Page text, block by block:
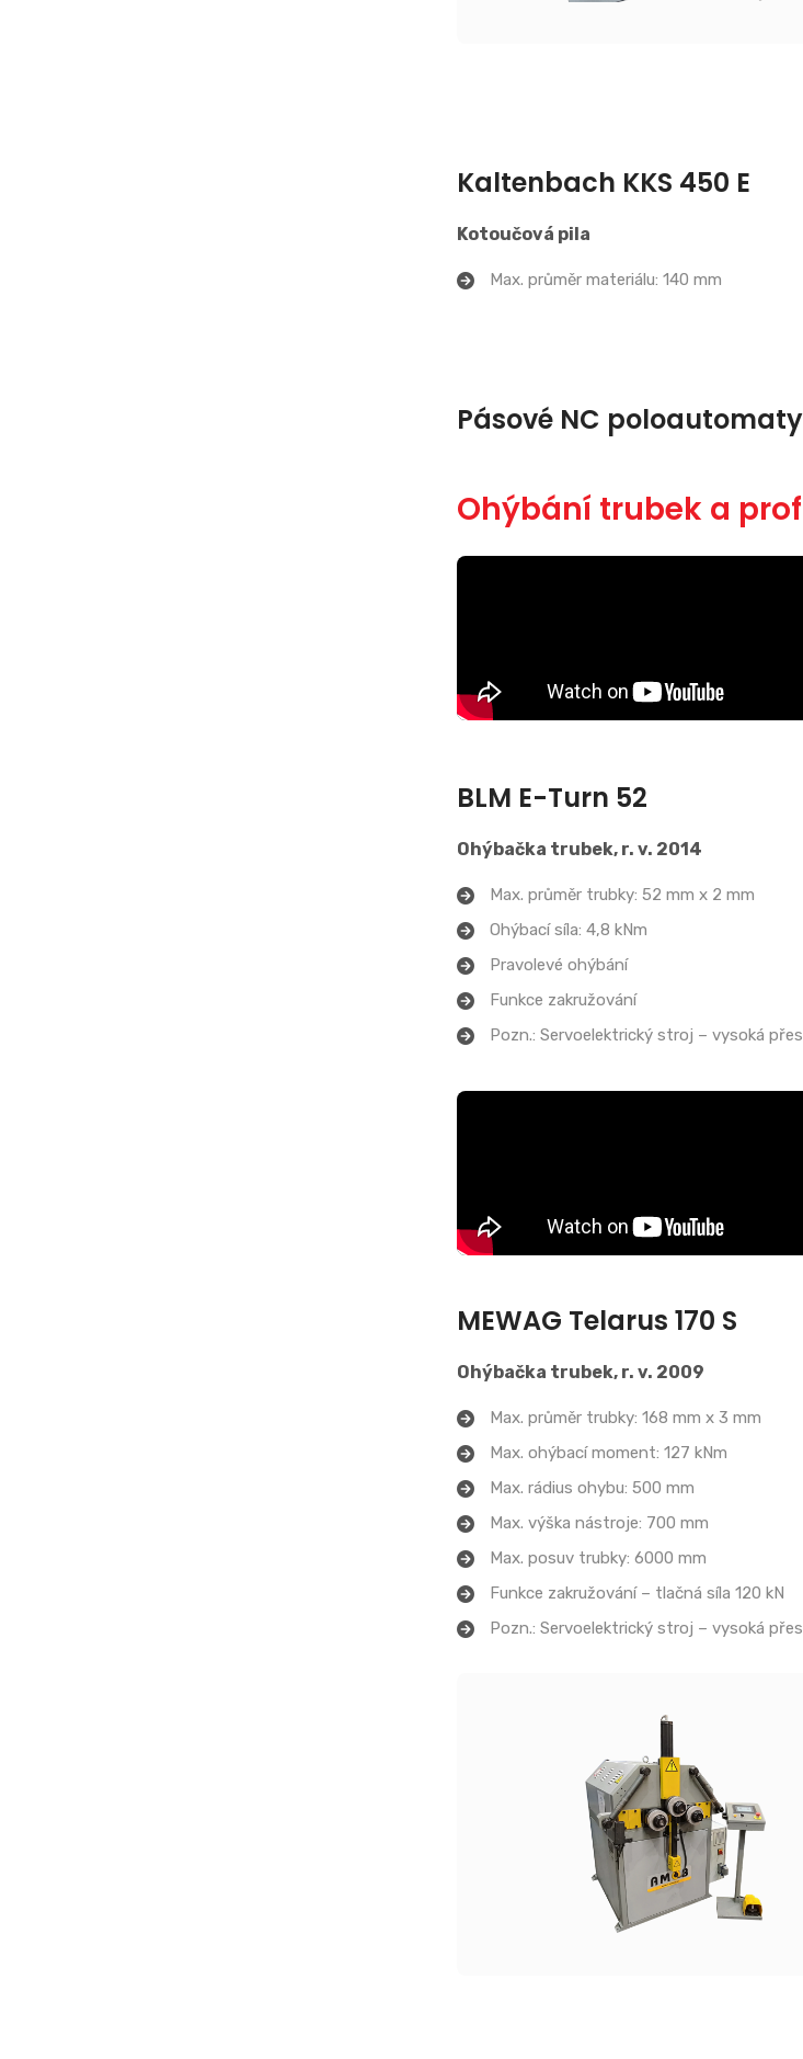
Kaltenbach KKS 450 E
Kotoučová pila
Max. průměr materiálu: 140 mm
Pásové NC
Ohýbání trubek a
BLM E-Turn 52
Ohýbačka trubek, r. v. 2014
Max. průměr trubky: 52 mm x 2 mm
Ohýbací síla: 4,8 kNm
Pravolevé ohýbání
Funkce zakružování
Pozn.: Servoelektrický stroj – vysoká
MEWAG Telarus 170 S
Ohýbačka trubek, r. v. 2009
Max. průměr trubky: 168 mm x 3 mm
Max. ohýbací moment: 127 kNm
Max. rádius ohybu: 500 mm
Max. výška nástroje: 700 mm
Max. posuv trubky: 6000 mm
Funkce zakružování – tlačná síla 120 kN
Pozn.: Servoelektrický stroj – vysoká